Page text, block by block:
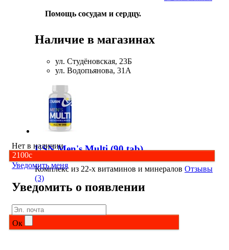
Распродажа!
Распродажа NOW
Помощь сосудам и сердцу.
Наличие в магазинах
ул. Студёновская, 23Б
ул. Водопьянова, 31А
Нет в наличии
2100c
Уведомить меня
Уведомить о появлении
Ок
USN Men's Multi (90 tab)
Комплекс из 22-х витаминов и минералов Отзывы
(3)